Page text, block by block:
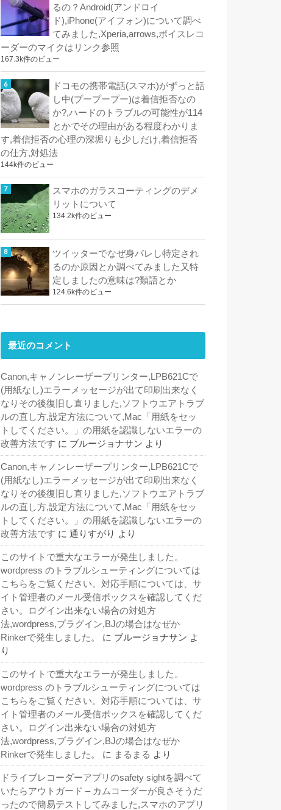
るの？Android(アンドロイ
ド),iPhone(アイフォン)について調べ
てみました,Xperia,arrows,ボイスレコ
ーダーのマイクはリンク参照
167.3k件のビュー
ドコモの携帯電話(スマホ)がずっと話
し中(プープープー)は着信拒否なの
か?,ハードのトラブルの可能性が114
とかでその理由がある程度わかりま
す,着信拒否の心理の深堀りも少しだけ,着信拒否
の仕方,対処法
144k件のビュー
スマホのガラスコーティングのデメ
リットについて
134.2k件のビュー
ツイッターでなぜ身バレし特定され
るのか原因とか調べてみました又特
定しましたの意味は?類語とか
124.6k件のビュー
最近のコメント
Canon,キャノンレーザープリンター,LPB621Cで
(用紙なし)エラーメッセージが出て印刷出来なく
なりその後復旧し直りました,ソフトウエアトラブ
ルの直し方,設定方法について,Mac「用紙をセッ
トしてください。」の用紙を認識しないエラーの
改善方法です に ブルージョナサン より
Canon,キャノンレーザープリンター,LPB621Cで
(用紙なし)エラーメッセージが出て印刷出来なく
なりその後復旧し直りました,ソフトウエアトラブ
ルの直し方,設定方法について,Mac「用紙をセッ
トしてください。」の用紙を認識しないエラーの
改善方法です に 通りすがり より
このサイトで重大なエラーが発生しました。
wordpress のトラブルシューティングについては
こちらをご覧ください。対応手順については、サ
イト管理者のメール受信ボックスを確認してくだ
さい。ログイン出来ない場合の対処方
法,wordpress,プラグイン,BJの場合はなぜか
Rinkerで発生しました。
に ブルージョナサン よ
り
このサイトで重大なエラーが発生しました。
wordpress のトラブルシューティングについては
こちらをご覧ください。対応手順については、サ
イト管理者のメール受信ボックスを確認してくだ
さい。ログイン出来ない場合の対処方
法,wordpress,プラグイン,BJの場合はなぜか
Rinkerで発生しました。
に まるまる より
ドライブレコーダーアプリのsafety sightを調べて
いたらアウトガード – カムコーダーが良さそうだ
ったので簡易テストしてみました,スマホのアプリ